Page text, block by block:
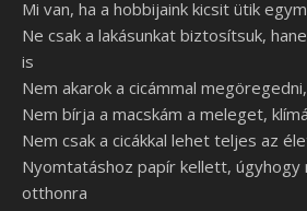
Mi van, ha a hobbijaink kicsit ütik
Ne csak a lakásunkat biztosítsuk,
is
Nem akarok a cicámmal
Nem bírja a macskám a meleget,
Nem csak a cicákkal lehet teljes az
Nyomtatáshoz papír kellett,
otthonra